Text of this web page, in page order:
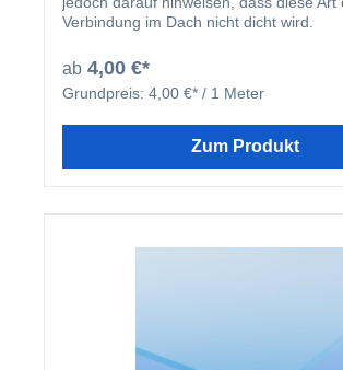
Verbindung im Dach nicht dicht wird.
ab 4,00 €*
Grundpreis: 4,00 €* / 1 Meter
Zum Produkt